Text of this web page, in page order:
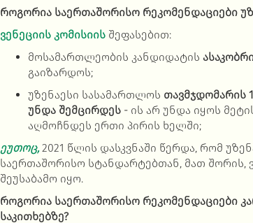
როგორია საერთაშორისო რეკომენდაციები
ვენეციის კომისიის შეფასებით:
მოსამართლეობის კანდიდატის
გაიზარდოს;
უზენაესი სასამართლოს თავმჯდომარის
უნდა შემცირდეს - ის არ უნდა იყოს
აღმოჩნდეს ერთი პირის ხელში;
ეუთოც, 2021 წლის დასკვნაში წერდა, რომ
საერთაშორისო სტანდარტებთან, მათ შორის,
შეუსაბამო იყო.
როგორია საერთაშორისო რეკომენდაციები
საკითხებზე?